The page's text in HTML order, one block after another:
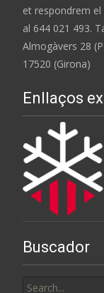
et respondrem
al 644 021 493.
Almogàvers 28
17520 (Girona)
Enllaços
Buscador